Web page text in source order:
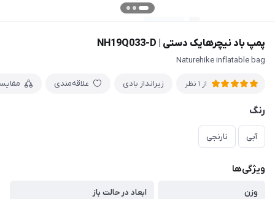
پمپ باد نیچرهایک دستی | NH19Q033-D
Naturehike inflatable bag
از 1 نظر زیرانداز بادی علاقه‌مندی
رنگ
آبی نارنجی
ویژگی‌ها
وزن
ابعاد در حالت باز